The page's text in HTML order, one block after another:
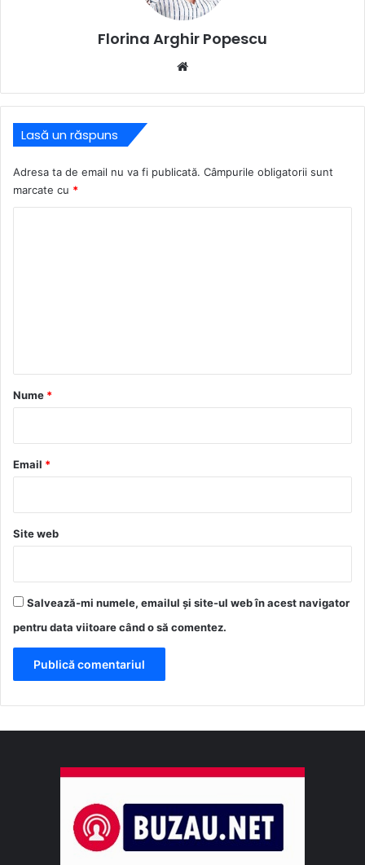
Florina Arghir Popescu
Lasă un răspuns
Adresa ta de email nu va fi publicată. Câmpurile obligatorii sunt
marcate cu *
r
*
Nume *
Email *
Site web
Salvează-mi numele, emailul și site-ul web în acest navigator
pentru data viitoare când o să comentez.